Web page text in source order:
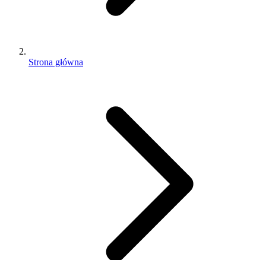
Strona główna